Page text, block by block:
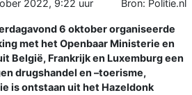
2022, 9:22 uur Bron: Politie.nl
6 oktober organiseerde
met het Openbaar Ministerie en
België, Frankrijk en Luxemburg een
drugshandel en –toerisme,
is ontstaan uit het Hazeldonk